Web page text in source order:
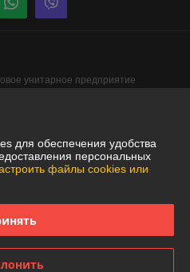
унитарное предприятие
областной исполнительный
Карьерная, 12 ТЦ
для обеспечения удобства
персональных
файлы cookies или